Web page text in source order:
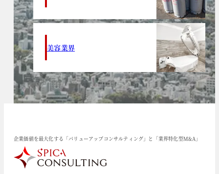
美容業界
企業価値を最大化する「バリューアップコンサルティング」と「業界特化型M&A」